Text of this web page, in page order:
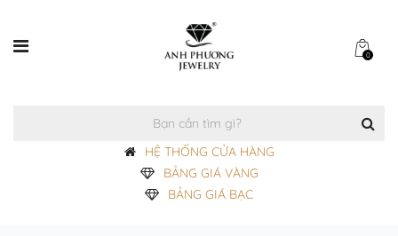
0
HỆ THỐNG CỬA HÀNG
BẢNG GIÁ VÀNG
BẢNG GIÁ BẠC